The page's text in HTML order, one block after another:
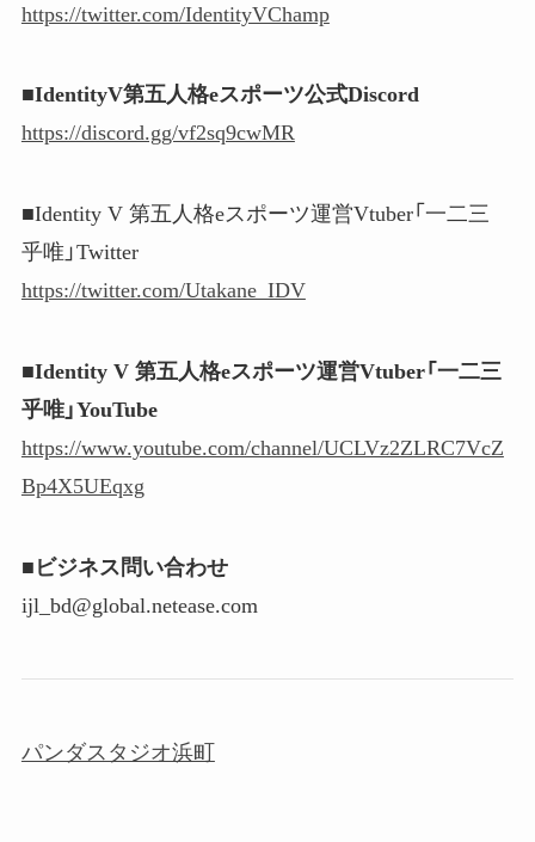
https://twitter.com/IdentityVChamp
■IdentityV第五人格eスポーツ公式Discord
https://discord.gg/vf2sq9cwMR
■Identity V 第五人格eスポーツ運営Vtuber「一二三
乎唯」Twitter
https://twitter.com/Utakane_IDV
■Identity V 第五人格eスポーツ運営Vtuber「一二三
乎唯」YouTube
https://www.youtube.com/channel/UCLVz2ZLRC7VcZ
Bp4X5UEqxg
■ビジネス問い合わせ
ijl_bd@global.netease.com
パンダスタジオ浜町